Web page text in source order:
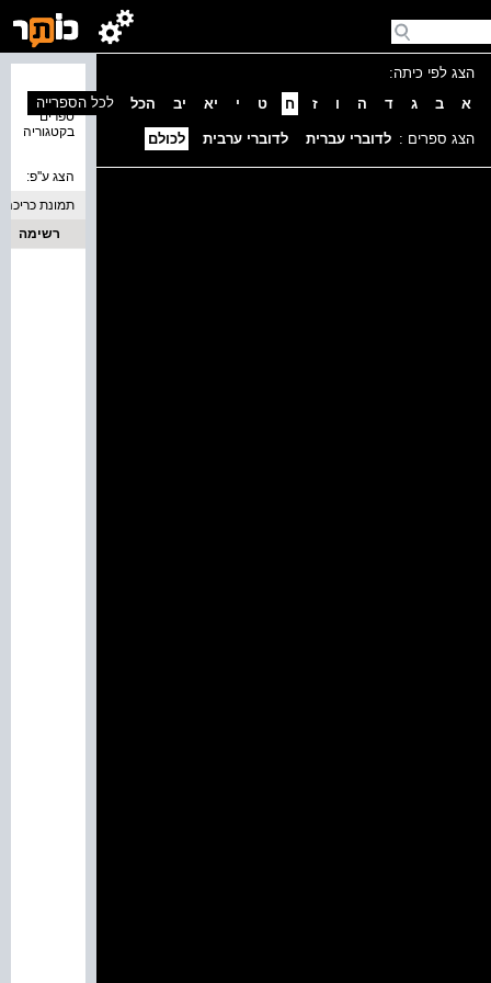
הצג לפי כיתה:
א
ב ג ד ה ו ז ח ט י יא יב הכל
הצג ספרים : לדוברי עברית לדוברי ערבית לכולם
ספרים
בקטגוריה
לכל הספרייה
הצג ע''פ:
תמונת כריכה
רשימה